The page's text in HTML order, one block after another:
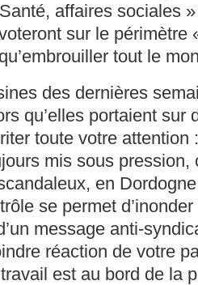
affaires sociales
sur le périmètre
tout le
des dernières
qu’elles portaient sur
toute votre attention
mis sous pression,
en
se permet
message anti-
réaction de votre
travail est au bord de la